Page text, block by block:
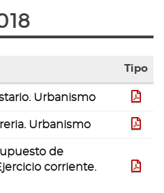
Tipo
Urbanismo
Urbanismo
de
corriente.